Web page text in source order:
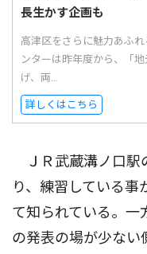
長生かす企画も
高津区をさらに魅力あふ
ンターは昨年度から、「
げ、両...
詳しくはこちら
ＪＲ武蔵溝ノ口駅
り、練習している事
て知られている。一
の発表の場が少ない